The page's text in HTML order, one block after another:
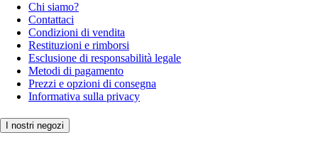
Chi siamo?
Contattaci
Condizioni di vendita
Restituzioni e rimborsi
Esclusione di responsabilità legale
Metodi di pagamento
Prezzi e opzioni di consegna
Informativa sulla privacy
I nostri negozi